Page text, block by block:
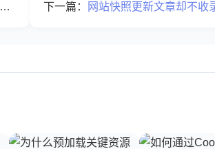
下一篇： 网站快照更新文章却不收录，这3个原因